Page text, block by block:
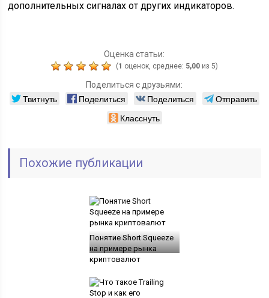
дополнительных сигналах от других индикаторов.
Оценка статьи:
(1 оценок, среднее: 5,00из 5)
Поделиться с друзьями:
Твитнуть Поделиться Поделиться
Отправить
Класснуть
Похожие публикации
Понятие Short Squeeze
на примере рынка
криптовалют